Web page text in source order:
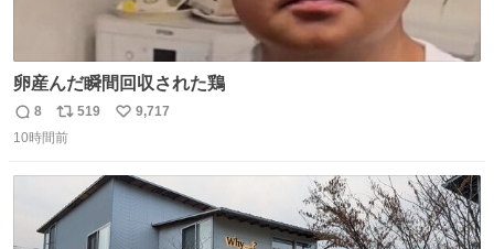
卵産んだ瞬間回収された鶏
返
信
8
リ
ポ
数
519
い
数
9,717
10時間前